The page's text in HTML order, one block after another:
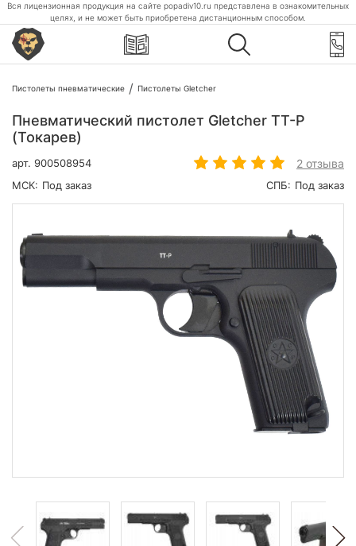
Вся лицензионная продукция на сайте popadiv10.ru представлена в ознакомительных
целях, и не может быть приобретена дистанционным способом.
Пистолеты пневматические Пистолеты Gletcher
Пневматический пистолет Gletcher TT-P
(Токарев)
арт. 900508954 2 отзыва
МСК: Под заказ СПБ: Под заказ